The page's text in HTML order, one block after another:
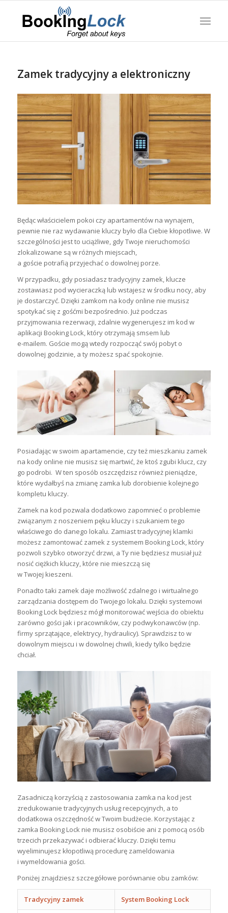
Zamek tradycyjny a elektroniczny
Będąc właścicielem pokoi czy apartamentów na wynajem,
pewnie nie raz wydawanie kluczy było dla Ciebie kłopotliwe. W
szczególności jest to uciążliwe, gdy Twoje nieruchomości
zlokalizowane są w różnych miejscach,
a goście potrafią przyjechać o dowolnej porze.
W przypadku, gdy posiadasz tradycyjny zamek, klucze
zostawiasz pod wycieraczką lub wstajesz w środku nocy, aby
je dostarczyć. Dzięki zamkom na kody online nie musisz
spotykać się z gośćmi bezpośrednio. Już podczas
przyjmowania rezerwacji, zdalnie wygenerujesz im kod w
aplikacji Booking Lock, który otrzymają smsem lub
e-mailem. Goście mogą wtedy rozpocząć swój pobyt o
dowolnej godzinie, a ty możesz spać spokojnie.
Posiadając w swoim apartamencie, czy też mieszkaniu zamek
na kody online nie musisz się martwić, że ktoś zgubi klucz, czy
go podrobi. W ten sposób oszczędzisz również pieniądze,
które wydałbyś na zmianę zamka lub dorobienie kolejnego
kompletu kluczy.
Zamek na kod pozwala dodatkowo zapomnieć o problemie
związanym z noszeniem pęku kluczy i szukaniem tego
właściwego do danego lokalu. Zamiast tradycyjnej klamki
możesz zamontować zamek z systemem Booking Lock, który
pozwoli szybko otworzyć drzwi, a Ty nie będziesz musiał już
nosić ciężkich kluczy, które nie mieszczą się
w Twojej kieszeni.
Ponadto taki zamek daje możliwość zdalnego i wirtualnego
zarządzania dostępem do Twojego lokalu. Dzięki systemowi
Booking Lock będziesz mógł monitorować wejścia do obiektu
zarówno gości jak i pracowników, czy podwykonawców (np.
firmy sprzątające, elektrycy, hydraulicy). Sprawdzisz to w
dowolnym miejscu i w dowolnej chwili, kiedy tylko będzie
chciał.
Zasadniczą korzyścią z zastosowania zamka na kod jest
zredukowanie tradycyjnych usług recepcyjnych, a to
dodatkowa oszczędność w Twoim budżecie. Korzystając z
zamka Booking Lock nie musisz osobiście ani z pomocą osób
trzecich przekazywać i odbierać kluczy. Dzięki temu
wyeliminujesz kłopotliwą procedurę zameldowania
i wymeldowania gości.
Poniżej znajdziesz szczegółowe porównanie obu zamków:
Tradycyjny zamek System Booking Lock